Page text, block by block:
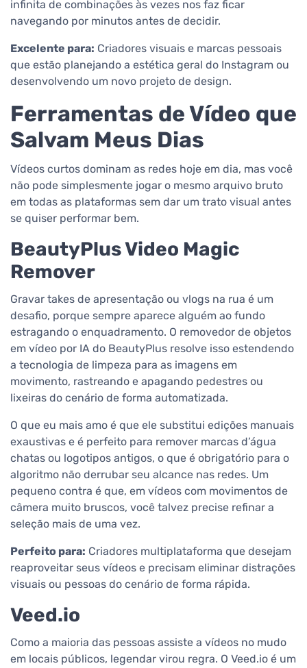
infinita de combinações às vezes nos faz ficar
navegando por minutos antes de decidir.
Excelente para: Criadores visuais e marcas pessoais
que estão planejando a estética geral do Instagram ou
desenvolvendo um novo projeto de design.
Ferramentas de Vídeo que
Salvam Meus Dias
Vídeos curtos dominam as redes hoje em dia, mas você
não pode simplesmente jogar o mesmo arquivo bruto
em todas as plataformas sem dar um trato visual antes
se quiser performar bem.
BeautyPlus Video Magic
Remover
Gravar takes de apresentação ou vlogs na rua é um
desafio, porque sempre aparece alguém ao fundo
estragando o enquadramento. O removedor de objetos
em vídeo por IA do BeautyPlus resolve isso estendendo
a tecnologia de limpeza para as imagens em
movimento, rastreando e apagando pedestres ou
lixeiras do cenário de forma automatizada.
O que eu mais amo é que ele substitui edições manuais
exaustivas e é perfeito para remover marcas d’água
chatas ou logotipos antigos, o que é obrigatório para o
algoritmo não derrubar seu alcance nas redes. Um
pequeno contra é que, em vídeos com movimentos de
câmera muito bruscos, você talvez precise refinar a
seleção mais de uma vez.
Perfeito para: Criadores multiplataforma que desejam
reaproveitar seus vídeos e precisam eliminar distrações
visuais ou pessoas do cenário de forma rápida.
Veed.io
Como a maioria das pessoas assiste a vídeos no mudo
em locais públicos, legendar virou regra. O Veed.io é um